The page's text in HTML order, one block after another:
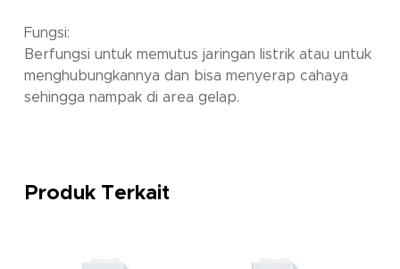
Fungsi:
Berfungsi untuk memutus jaringan listrik atau untuk
menghubungkannya dan bisa menyerap cahaya
sehingga nampak di area gelap.
Produk Terkait